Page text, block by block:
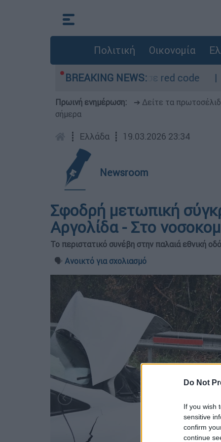
Do Not
If you wish
sensitive
confirm
continue
Πολιτική Οικονομία
BREAKING NEWS:
- Οι περιοχές σε red code
Πρωινή ενημέρωση: ➔ Δείτε τα
σήμερα
┋ Ελλάδα ┋ 19.03.2026 23:34
Newsroom
Σφοδρή μετωπική
Αργολίδα - Στο
Το περιστατικό συνέβη στην παλαιά εθνική
🗣️ Ανοικτό για σχολιασμό